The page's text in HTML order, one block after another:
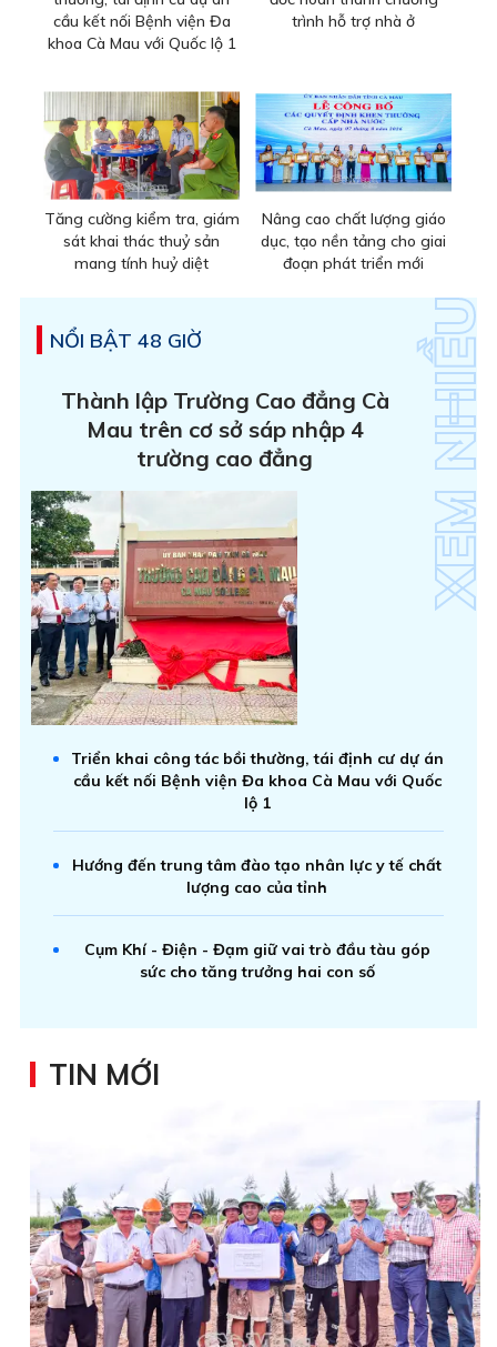
cầu kết nối Bệnh viện Đa
khoa Cà Mau với Quốc lộ 1
trình hỗ trợ nhà ở
Tăng cường kiểm tra, giám
sát khai thác thuỷ sản
mang tính huỷ diệt
Nâng cao chất lượng giáo
dục, tạo nền tảng cho giai
đoạn phát triển mới
NỔI BẬT 48 GIỜ
Thành lập Trường Cao đẳng Cà
Mau trên cơ sở sáp nhập 4
trường cao đẳng
Triển khai công tác bồi thường, tái định cư dự án
cầu kết nối Bệnh viện Đa khoa Cà Mau với Quốc
lộ 1
Hướng đến trung tâm đào tạo nhân lực y tế chất
lượng cao của tỉnh
Cụm Khí - Điện - Đạm giữ vai trò đầu tàu góp
sức cho tăng trưởng hai con số
TIN MỚI